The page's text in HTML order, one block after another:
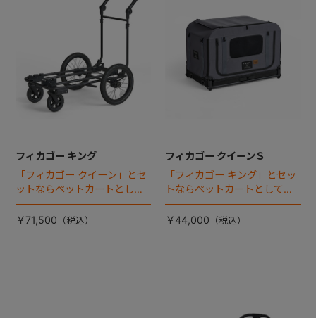
フィカゴー キング
「フィカゴー クイーン」とセ
ットならペットカートとして
使える、耐荷重50kgの大型犬
向け車体登場！
￥71,500
フィカゴー クイーンＳ
「フィカゴー キング」とセッ
トならペットカートとしても
使える、耐荷重30㎏の中～大
型犬向けケージが登場！
￥44,000